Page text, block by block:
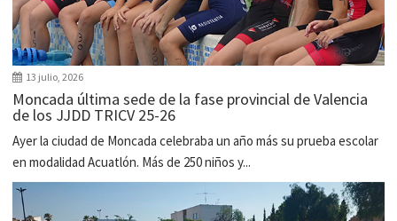
13 julio, 2026
Moncada última sede de la fase provincial de Valencia
de los JJDD TRICV 25-26
Ayer la ciudad de Moncada celebraba un año más su prueba escolar
en modalidad Acuatlón. Más de 250 niños y...